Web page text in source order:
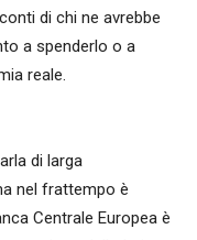
di chi ne avrebbe
a spenderlo o a
reale.
di larga
nel frattempo è
Centrale Europea è